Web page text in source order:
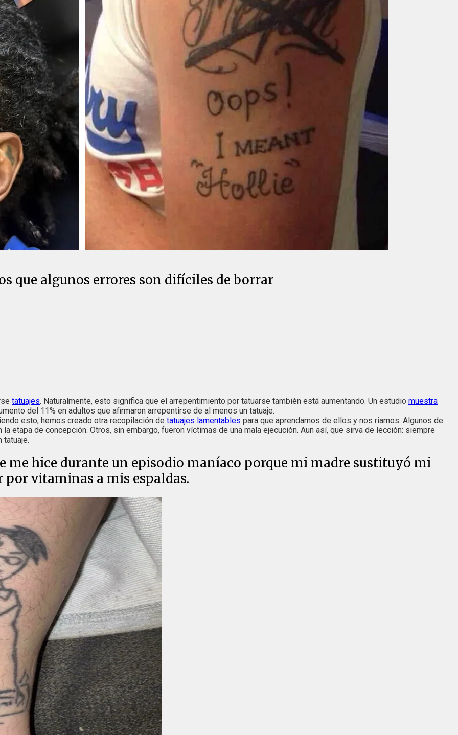
que algunos errores son difíciles de borrar
tatuajes. Naturalmente, esto significa que el arrepentimiento por tatuarse también está aumentando. Un estudio muestra
del 11% en adultos que afirmaron arrepentirse de al menos un tatuaje.
esto, hemos creado otra recopilación de tatuajes lamentables para que aprendamos de ellos y nos riamos. Algunos de
etapa de concepción. Otros, sin embargo, fueron víctimas de una mala ejecución. Aun así, que sirva de lección: siempre
tatuaje.
me hice durante un episodio maníaco porque mi madre sustituyó mi
vitaminas a mis espaldas.